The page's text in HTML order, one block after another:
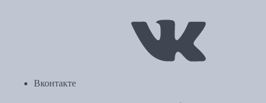
Вконтакте